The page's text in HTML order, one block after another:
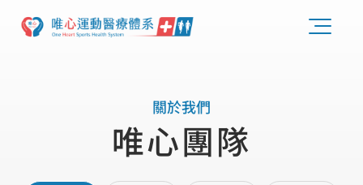
關於我們
唯心團隊